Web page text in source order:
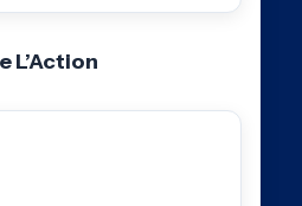
L’Action